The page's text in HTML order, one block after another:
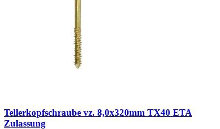
Tellerkopfschraube vz. 8,0x320mm TX40 ETA
Zulassung